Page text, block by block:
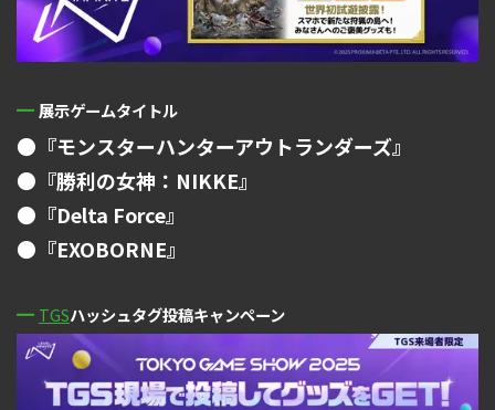
展示ゲームタイトル
●『モンスターハンターアウトランダーズ』
●『勝利の女神：NIKKE』
●『Delta Force』
●『EXOBORNE』
TGSハッシュタグ投稿キャンペーン